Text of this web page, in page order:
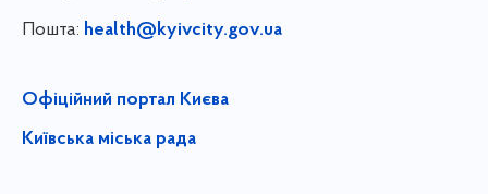
Пошта: health@kyivcity.gov.ua
Офіційний портал Києва
Київська міська рада